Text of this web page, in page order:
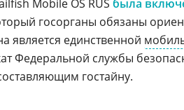
Mobile OS RUS была
госорганы обязаны
является единственной
Федеральной службы
гостайну.